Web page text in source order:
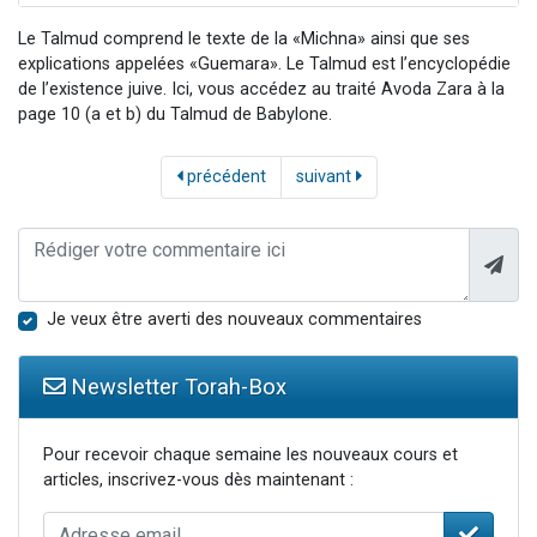
Le Talmud comprend le texte de la «Michna» ainsi que ses
explications appelées «Guemara». Le Talmud est l’encyclopédie
de l’existence juive. Ici, vous accédez au traité Avoda Zara à la
page 10 (a et b) du Talmud de Babylone.
précédent suivant
Je veux être averti des nouveaux commentaires
Newsletter Torah-Box
Pour recevoir chaque semaine les nouveaux cours et
articles, inscrivez-vous dès maintenant :